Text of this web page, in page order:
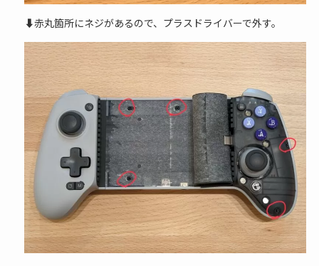
⬇赤丸箇所にネジがあるので、プラスドライバーで外す。